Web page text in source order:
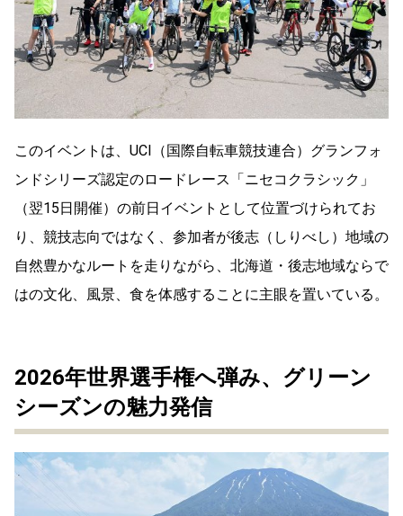
このイベントは、UCI（国際自転車競技連合）グランフォ
ンドシリーズ認定のロードレース「ニセコクラシック」
（翌15日開催）の前日イベントとして位置づけられてお
り、競技志向ではなく、参加者が後志（しりべし）地域の
自然豊かなルートを走りながら、北海道・後志地域ならで
はの文化、風景、食を体感することに主眼を置いている。
2026年世界選手権へ弾み、グリーン
シーズンの魅力発信